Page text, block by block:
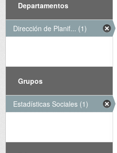
Departamentos
Dirección de Planif... (1)
Grupos
Estadísticas Sociales (1)